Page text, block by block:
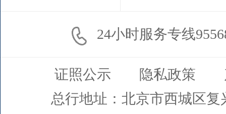
24小时服务专线
证照公示 隐私政策
总行地址：北京市西城区复